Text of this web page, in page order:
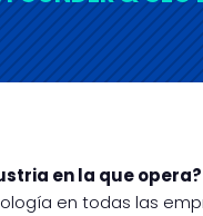
en la que opera?
en todas las